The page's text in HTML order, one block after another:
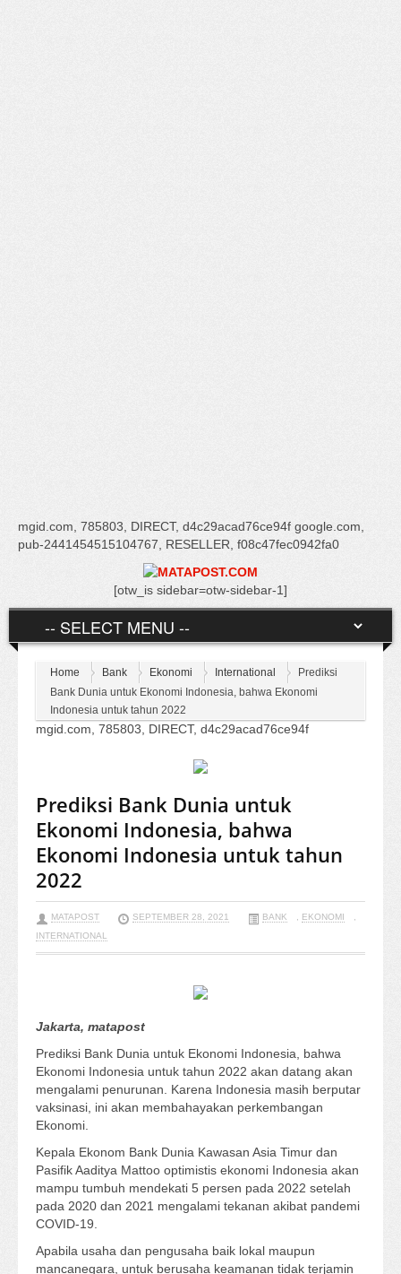
mgid.com, 785803, DIRECT, d4c29acad76ce94f google.com,
pub-2441454515104767, RESELLER, f08c47fec0942fa0
[otw_is sidebar=otw-sidebar-1]
Home Bank Ekonomi International
Prediksi
Bank Dunia untuk Ekonomi Indonesia, bahwa Ekonomi
Indonesia untuk tahun 2022
mgid.com, 785803, DIRECT, d4c29acad76ce94f
Prediksi Bank Dunia untuk
Ekonomi Indonesia, bahwa
Ekonomi Indonesia untuk tahun
2022
MATAPOST SEPTEMBER 28, 2021 BANK , EKONOMI
,
INTERNATIONAL
Jakarta, matapost
Prediksi Bank Dunia untuk Ekonomi Indonesia, bahwa
Ekonomi Indonesia untuk tahun 2022 akan datang akan
mengalami penurunan. Karena Indonesia masih berputar
vaksinasi, ini akan membahayakan perkembangan
Ekonomi.
Kepala Ekonom Bank Dunia Kawasan Asia Timur dan
Pasifik Aaditya Mattoo optimistis ekonomi Indonesia akan
mampu tumbuh mendekati 5 persen pada 2022 setelah
pada 2020 dan 2021 mengalami tekanan akibat pandemi
COVID-19.
Apabila usaha dan pengusaha baik lokal maupun
mancanegara, untuk berusaha keamanan tidak terjamin